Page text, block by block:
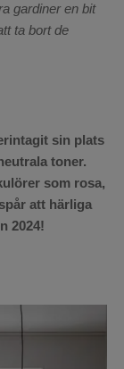
gardiner en bit
ta bort de
sin plats
toner.
som rosa,
att härliga
2024!